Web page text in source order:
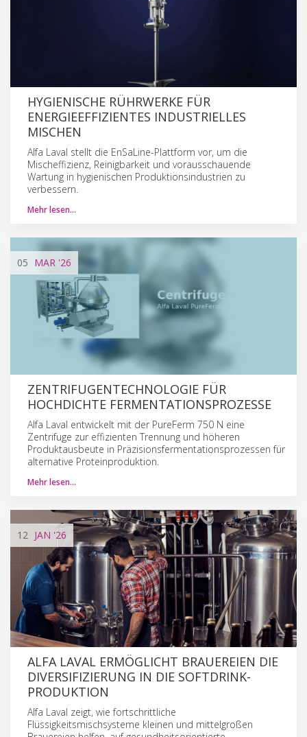
HYGIENISCHE RÜHRWERKE FÜR
ENERGIEEFFIZIENTES INDUSTRIELLES
MISCHEN
Alfa Laval stellt die EnSaLine-Plattform vor, um die
Mischeffizienz, Reinigbarkeit und vorausschauende
Wartung in hygienischen Produktionsindustrien zu
verbessern.
Mehr lesen…
05 MAR '26
ZENTRIFUGENTECHNOLOGIE FÜR
HOCHDICHTE FERMENTATIONSPROZESSE
Alfa Laval entwickelt mit der PureFerm 750 N eine
Zentrifuge zur effizienten Trennung und höheren
Produktausbeute in Präzisionsfermentationsprozessen für
alternative Proteinproduktion.
Mehr lesen…
12 JAN '26
ALFA LAVAL ERMÖGLICHT BRAUEREIEN DIE
DIVERSIFIZIERUNG IN DIE SOFTDRINK-
PRODUKTION
Alfa Laval zeigt, wie fortschrittliche
Flüssigkeitsmischsysteme kleinen und mittelgroßen